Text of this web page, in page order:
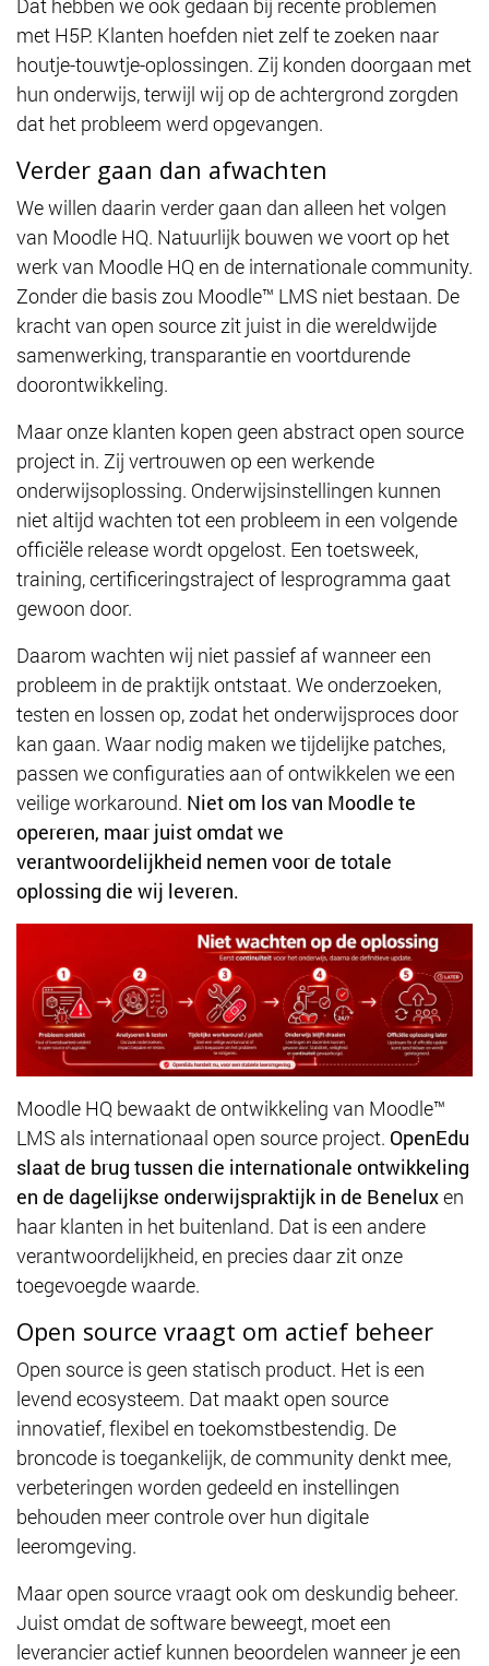
Dat hebben we ook gedaan bij recente problemen
met H5P. Klanten hoefden niet zelf te zoeken naar
houtje-touwtje-oplossingen. Zij konden doorgaan met
hun onderwijs, terwijl wij op de achtergrond zorgden
dat het probleem werd opgevangen.
Verder gaan dan afwachten
We willen daarin verder gaan dan alleen het volgen
van Moodle HQ. Natuurlijk bouwen we voort op het
werk van Moodle HQ en de internationale community.
Zonder die basis zou Moodle™ LMS niet bestaan. De
kracht van open source zit juist in die wereldwijde
samenwerking, transparantie en voortdurende
doorontwikkeling.
Maar onze klanten kopen geen abstract open source
project in. Zij vertrouwen op een werkende
onderwijsoplossing. Onderwijsinstellingen kunnen
niet altijd wachten tot een probleem in een volgende
officiële release wordt opgelost. Een toetsweek,
training, certificeringstraject of lesprogramma gaat
gewoon door.
Daarom wachten wij niet passief af wanneer een
probleem in de praktijk ontstaat. We onderzoeken,
testen en lossen op, zodat het onderwijsproces door
kan gaan. Waar nodig maken we tijdelijke patches,
passen we configuraties aan of ontwikkelen we een
veilige workaround. Niet om los van Moodle te
opereren, maar juist omdat we
verantwoordelijkheid nemen voor de totale
oplossing die wij leveren.
Moodle HQ bewaakt de ontwikkeling van Moodle™
LMS als internationaal open source project. OpenEdu
slaat de brug tussen die internationale ontwikkeling
en de dagelijkse onderwijspraktijk in de Beneluxen
haar klanten in het buitenland. Dat is een andere
verantwoordelijkheid, en precies daar zit onze
toegevoegde waarde.
Open source vraagt om actief beheer
Open source is geen statisch product. Het is een
levend ecosysteem. Dat maakt open source
innovatief, flexibel en toekomstbestendig. De
broncode is toegankelijk, de community denkt mee,
verbeteringen worden gedeeld en instellingen
behouden meer controle over hun digitale
leeromgeving.
Maar open source vraagt ook om deskundig beheer.
Juist omdat de software beweegt, moet een
leverancier actief kunnen beoordelen wanneer je een